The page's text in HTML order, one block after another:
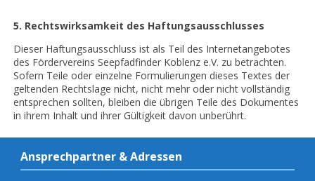
5. Rechtswirksamkeit des Haftungsausschlusses
Dieser Haftungsausschluss ist als Teil des Internetangebotes
des Fördervereins Seepfadfinder Koblenz e.V. zu betrachten.
Sofern Teile oder einzelne Formulierungen dieses Textes der
geltenden Rechtslage nicht, nicht mehr oder nicht vollständig
entsprechen sollten, bleiben die übrigen Teile des Dokumentes
in ihrem Inhalt und ihrer Gültigkeit davon unberührt.
Ansprechpartner & Adressen